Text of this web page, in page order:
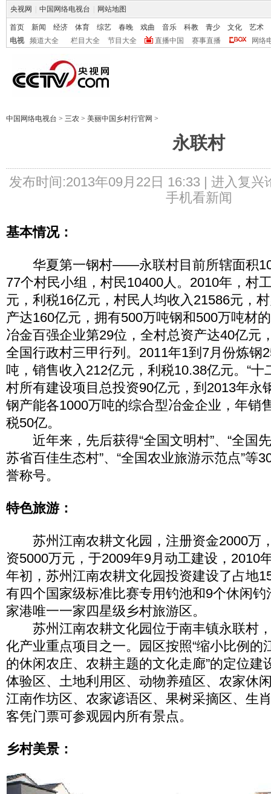
央视网 中国网络电视台 网站地图
首页 新闻 经济 体育 综艺 春晚 戏曲 音乐 科教 青少 文化
艺术
电视
频道大全 栏目大全 节目大全 直播中国 赛事直播 网络
中国网络电视台 > 三农 > 美丽中国乡村行官网 >
永联村
发布时间:2013年09月22日 16:33 | 进入复兴
手机看新闻
基本情况：
华夏第一钢村——永联村目前所辖面积
77个村民小组，村民10400人。2010年，村
元，利税16亿元，村民人均收入21586元，
产达160亿元，拥有500万吨钢和500万吨材
冶金百强企业第29位，全村总资产达40亿元
全国行政村三甲行列。2011年1到7月份炼钢
吨，销售收入212亿元，利税10.38亿元。“十
村所有建设项目总投资90亿元，到2013年永
钢产能各1000万吨的综合型冶金企业，年销
税50亿。
近年来，先后获得“全国文明村”、“全国先
苏省百佳生态村”、“全国农业旅游示范点”等
誉称号。
特色旅游：
苏州江南农耕文化园，注册资金2000万
资5000万元，于2009年9月动工建设，2010
年初，苏州江南农耕文化园投资建设了占地
有四个国家级标准比赛专用钓池和9个休闲
家港唯一一家四星级乡村旅游区。
苏州江南农耕文化园位于南丰镇永联村
化产业重点项目之一。园区按照“缩小比例的
的休闲农庄、农耕主题的文化走廊”的定位建
体验区、土地利用区、动物养殖区、农家休
江南作坊区、农家谚语区、果树采摘区、生
客凭门票可参观园内所有景点。
乡村美景：